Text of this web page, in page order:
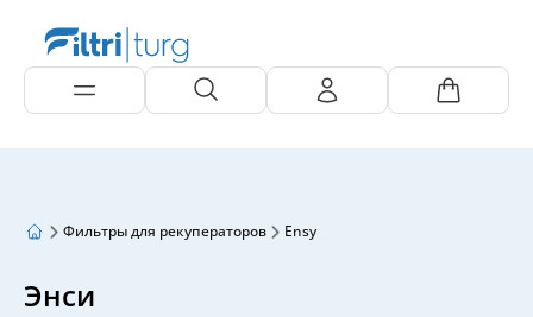
Фильтры для рекуператоров Ensy
Энси